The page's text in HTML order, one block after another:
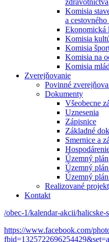
zdravotníctva
Komisia
a cestovného
Ekonomická
Komisia
Komisia
Komisia na
Komisia
Zverejňovanie
Povinné
Dokumenty
Všeobecne
Uznesenia
Zápisnice
Základné
Smernice a
Územný plán
Územný
Územný
Realizované
Kontakt
/obec-1/kalendar-akcii/
https://www.facebook.com/